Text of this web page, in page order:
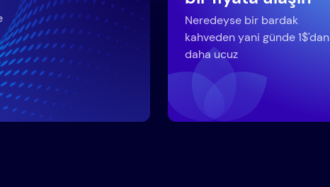
Neredeyse bir bardak
kahveden yani günde 1$'dan
daha ucuz